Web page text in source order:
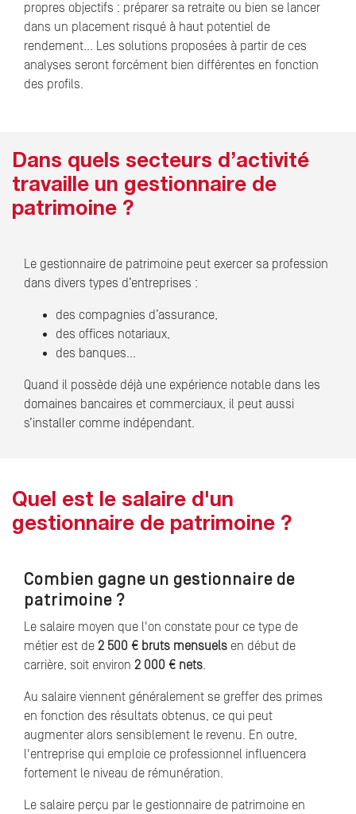
propres objectifs : préparer sa retraite ou bien se lancer
dans un placement risqué à haut potentiel de
rendement... Les solutions proposées à partir de ces
analyses seront forcément bien différentes en fonction
des profils.
Dans quels secteurs d’activité
travaille un gestionnaire de
patrimoine ?
Le gestionnaire de patrimoine peut exercer sa profession
dans divers types d’entreprises :
des compagnies d’assurance,
des offices notariaux,
des banques…
Quand il possède déjà une expérience notable dans les
domaines bancaires et commerciaux, il peut aussi
s’installer comme indépendant.
Quel est le salaire d'un
gestionnaire de patrimoine ?
Combien gagne un gestionnaire de
patrimoine ?
Le salaire moyen que l'on constate pour ce type de
métier est de 2 500 € bruts mensuels en début de
carrière, soit environ 2 000 € nets.
Au salaire viennent généralement se greffer des primes
en fonction des résultats obtenus, ce qui peut
augmenter alors sensiblement le revenu. En outre,
l'entreprise qui emploie ce professionnel influencera
fortement le niveau de rémunération.
Le salaire perçu par le gestionnaire de patrimoine en